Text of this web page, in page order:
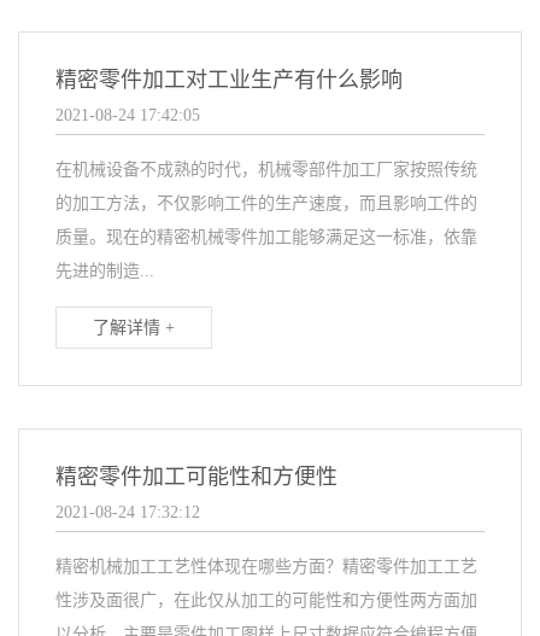
精密零件加工对工业生产有什么影响
2021-08-24 17:42:05
在机械设备不成熟的时代，机械零部件加工厂家按照传统
的加工方法，不仅影响工件的生产速度，而且影响工件的
质量。现在的精密机械零件加工能够满足这一标准，依靠
先进的制造...
了解详情 +
精密零件加工可能性和方便性
2021-08-24 17:32:12
精密机械加工工艺性体现在哪些方面？精密零件加工工艺
性涉及面很广，在此仅从加工的可能性和方便性两方面加